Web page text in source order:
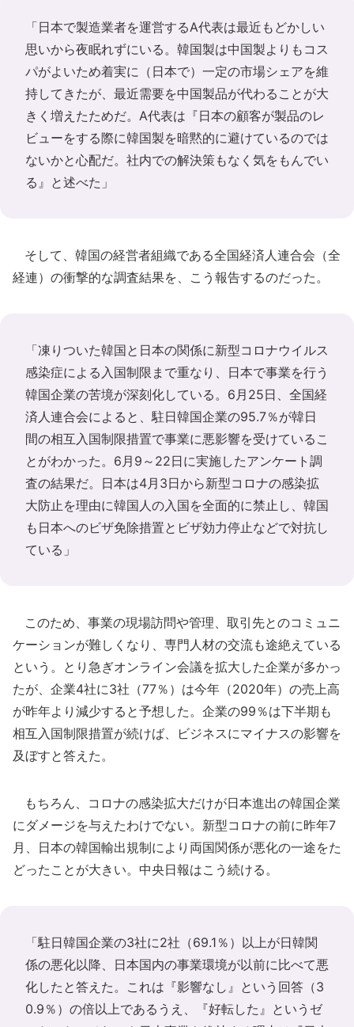
「日本で製造業者を運営するA代表は最近もどかしい
思いから夜眠れずにいる。韓国製は中国製よりもコス
パがよいため着実に（日本で）一定の市場シェアを維
持してきたが、最近需要を中国製品が代わることが大
きく増えたためだ。A代表は『日本の顧客が製品のレ
ビューをする際に韓国製を暗黙的に避けているのでは
ないかと心配だ。社内での解決策もなく気をもんでい
る』と述べた」
そして、韓国の経営者組織である全国経済人連合会（全
経連）の衝撃的な調査結果を、こう報告するのだった。
「凍りついた韓国と日本の関係に新型コロナウイルス
感染症による入国制限まで重なり、日本で事業を行う
韓国企業の苦境が深刻化している。6月25日、全国経
済人連合会によると、駐日韓国企業の95.7％が韓日
間の相互入国制限措置で事業に悪影響を受けているこ
とがわかった。6月9～22日に実施したアンケート調
査の結果だ。日本は4月3日から新型コロナの感染拡
大防止を理由に韓国人の入国を全面的に禁止し、韓国
も日本へのビザ免除措置とビザ効力停止などで対抗し
ている」
このため、事業の現場訪問や管理、取引先とのコミュニ
ケーションが難しくなり、専門人材の交流も途絶えている
という。とり急ぎオンライン会議を拡大した企業が多かっ
たが、企業4社に3社（77％）は今年（2020年）の売上高
が昨年より減少すると予想した。企業の99％は下半期も
相互入国制限措置が続けば、ビジネスにマイナスの影響を
及ぼすと答えた。
もちろん、コロナの感染拡大だけが日本進出の韓国企業
にダメージを与えたわけでない。新型コロナの前に昨年7
月、日本の韓国輸出規制により両国関係が悪化の一途をた
どったことが大きい。中央日報はこう続ける。
「駐日韓国企業の3社に2社（69.1％）以上が日韓関
係の悪化以降、日本国内の事業環境が以前に比べて悪
化したと答えた。これは『影響なし』という回答（3
0.9％）の倍以上であるうえ、『好転した』というゼ